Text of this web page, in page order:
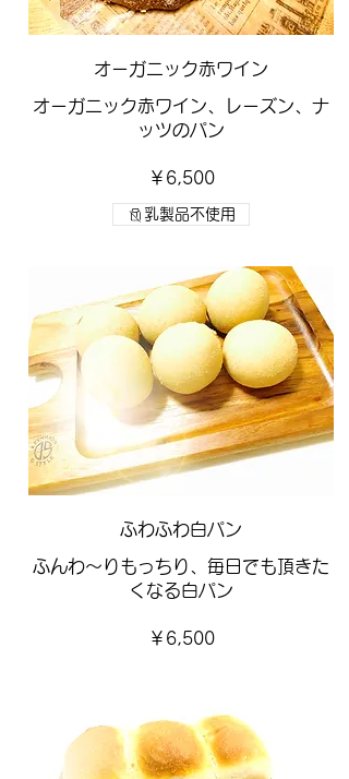
​オーガニック赤ワイン
オーガニック赤ワイン、レーズン、ナ
ッツのパン
￥6,500
乳製品不使用
ふわふわ白パン
ふんわ～りもっちり、毎日でも頂きた
くなる白パン
￥6,500